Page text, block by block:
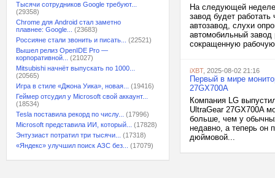
Тысячи сотрудников Google требуют...
(29358)
Chrome для Android стал заметно
плавнее: Google...
(23683)
Россияне стали звонить и писать...
(22521)
Вышел релиз OpenIDE Pro —
корпоративной...
(21027)
Mitsubishi начнёт выпускать по 1000...
(20565)
Игра в стиле «Джона Уика», новая...
(19416)
Геймер отсудил у Microsoft свой аккаунт...
(18534)
Tesla поставила рекорд по числу...
(17996)
Microsoft представила ИИ, который...
(17828)
Энтузиаст потратил три тысячи...
(17318)
«Яндекс» улучшил поиск АЗС без...
(17079)
На следующей неделе
завод будет
автозавод, слухи
автомобильный
сокращенную
iXBT, 2025-08-02 21:16
Первый в мире
27GX700A
Компания LG
UltraGear 27GX700A
больше, чем у
недавно, а теперь он
дюймовой...